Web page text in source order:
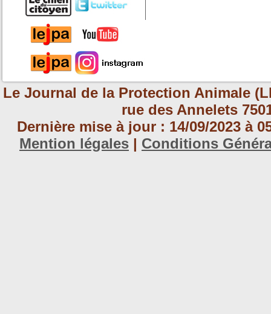
Le Journal de la Protection Animale
rue des Annelets
Dernière mise à jour : 14/09/2023 à
Mention légales | Conditions